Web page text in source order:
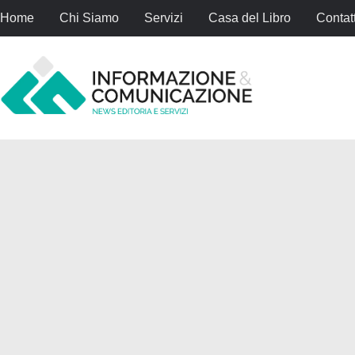
Home Chi Siamo Servizi Casa del Libro